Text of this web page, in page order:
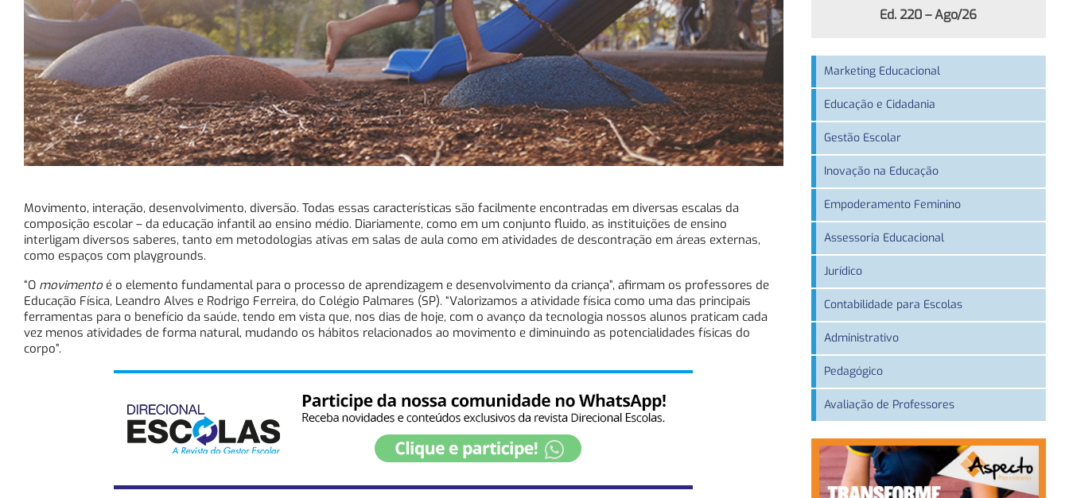
Movimento, interação, desenvolvimento, diversão. Todas essas características são facilmente encontradas em diversas escalas da
composição escolar – da educação infantil ao ensino médio. Diariamente, como em um conjunto fluido, as instituições de ensino
interligam diversos saberes, tanto em metodologias ativas em salas de aula como em atividades de descontração em áreas externas,
como espaços com playgrounds.
“O movimentoé o elemento fundamental para o processo de aprendizagem e desenvolvimento da criança”, afirmam os professores de
Educação Física, Leandro Alves e Rodrigo Ferreira, do Colégio Palmares (SP). “Valorizamos a atividade física como uma das principais
ferramentas para o benefício da saúde, tendo em vista que, nos dias de hoje, com o avanço da tecnologia nossos alunos praticam cada
vez menos atividades de forma natural, mudando os hábitos relacionados ao movimento e diminuindo as potencialidades físicas do
corpo”.
Ed. 220 – Ago/26
Marketing Educacional
Educação e Cidadania
Gestão Escolar
Inovação na Educação
Empoderamento Feminino
Assessoria Educacional
Jurídico
Contabilidade para Escolas
Administrativo
Pedagógico
Avaliação de Professores